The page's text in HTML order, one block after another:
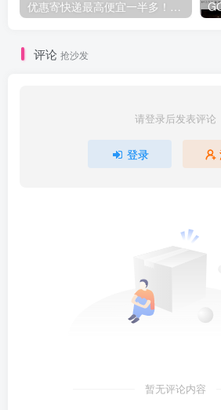
评论 抢沙发
请登录后发表评论
登录
暂无评论内容